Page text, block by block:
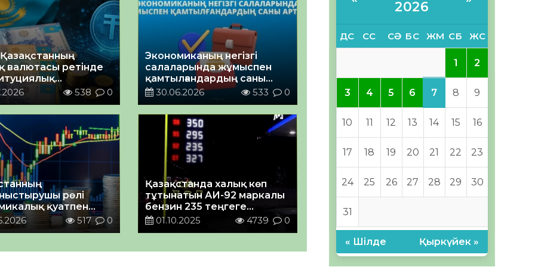
валютасы ретінде
ие болды538 0
Экономиканың негізгі
салаларында жұмыспен
қамтылғандардың саны
артуда
30.06.2026 533 0
рөлі
қуатпен
517 0
Қазақстанда халық көп
тұтынатын АИ-92 маркалы
бензин 235 теңгеге
қымбаттады
01.10.2025 4739 0
2026
ДС СС СӘ БС ЖМ СБ ЖС
1 2
3 4 5 6 7 8 9
10 11 12 13 14 15 16
17 18 19 20 21 22 23
24 25 26 27 28 29 30
31
« Шілде Қыркүйек »